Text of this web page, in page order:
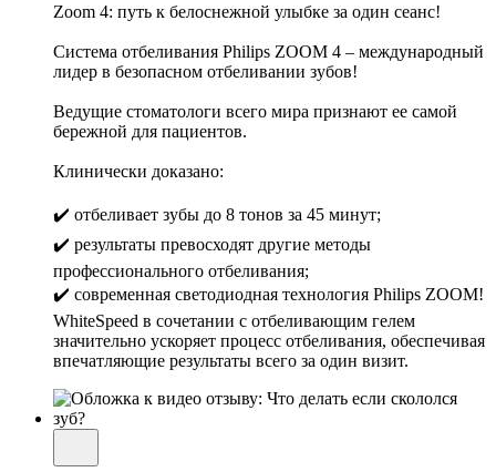
Zoom 4: путь к белоснежной улыбке за один сеанс!
Система отбеливания Philips ZOOM 4 – международный
лидер в безопасном отбеливании зубов!
Ведущие стоматологи всего мира признают ее самой
бережной для пациентов.
Клинически доказано:
✔️ отбеливает зубы до 8 тонов за 45 минут;
✔️ результаты превосходят другие методы
профессионального отбеливания;
✔️ современная светодиодная технология Philips ZOOM!
WhiteSpeed в сочетании с отбеливающим гелем
значительно ускоряет процесс отбеливания, обеспечивая
впечатляющие результаты всего за один визит.